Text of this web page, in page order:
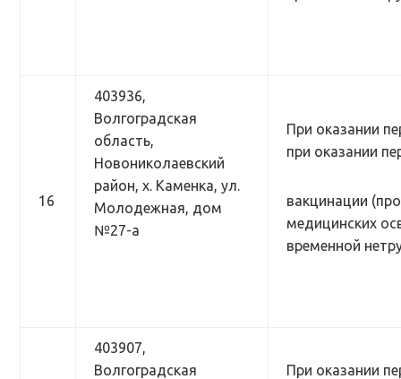
16
403936,
Волгоградская
область,
Новониколаевский
район, х. Каменка, ул.
Молодежная, дом
№27-а
При оказании
при оказании
вакцинации
медицинских
временной
403907,
Волгоградская
При оказании